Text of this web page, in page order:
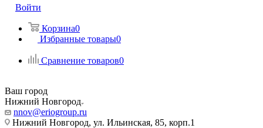
Войти
Корзина0
Избранные товары0
Сравнение товаров0
Ваш город
Нижний Новгород
nnov@eriogroup.ru
Нижний Новгород, ул. Ильинская, 85, корп.1